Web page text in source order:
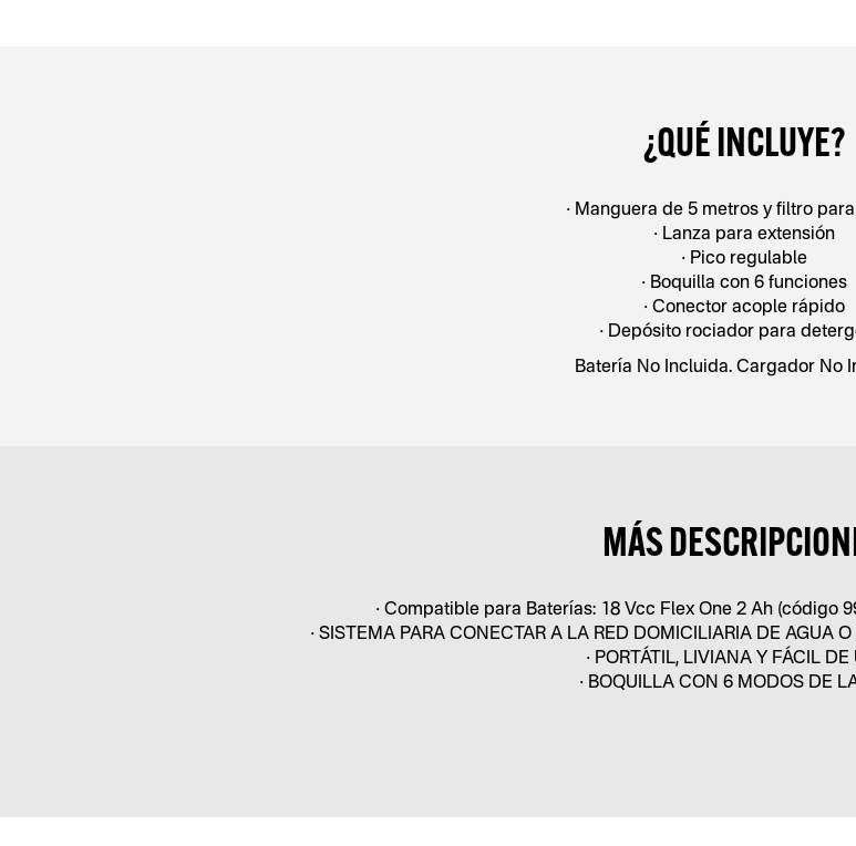
¿QUÉ INCLUYE?
• Manguera de 5 metros y filtro
• Lanza para extensión
• Pico regulable
• Boquilla con 6 funciones
• Conector acople rápido
• Depósito rociador para
Batería No Incluida. Cargador No
MÁS
• Compatible para Baterías: 18 Vcc Flex One 2 Ah (código
• SISTEMA PARA CONECTAR A LA RED DOMICILIARIA DE AGUA
• PORTÁTIL, LIVIANA Y FÁCIL DE
• BOQUILLA CON 6 MODOS DE